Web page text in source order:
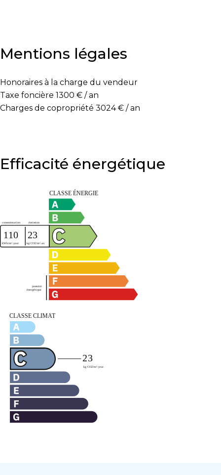
Mentions légales
Honoraires à la charge du vendeur
Taxe foncière 1300 € / an
Charges de copropriété 3024 € / an
Efficacité énergétique